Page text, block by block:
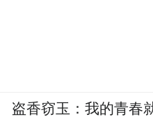
盗香窃玉：我的青春